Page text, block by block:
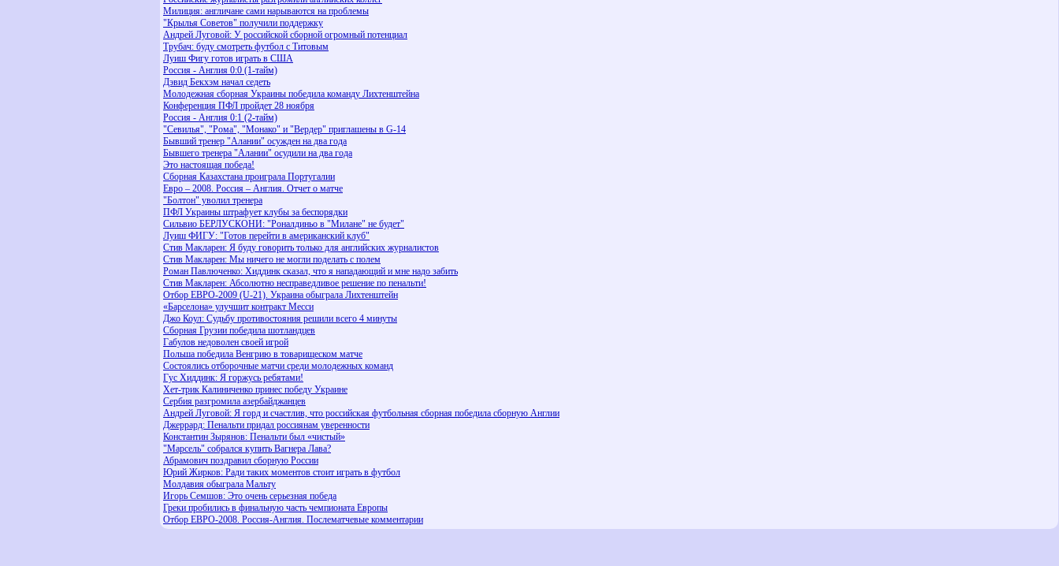
Милиция: англичане сами нарываются на проблемы
"Крылья Советов" получили поддержку
Андрей Луговой: У российской сборной огромный потенциал
Трубач: буду смотреть футбол с Титовым
Луиш Фигу готов играть в США
Россия - Англия 0:0 (1-тайм)
Дэвид Бекхэм начал седеть
Молодежная сборная Украины победила команду Лихтенштейна
Конференция ПФЛ пройдет 28 ноября
Россия - Англия 0:1 (2-тайм)
"Севилья", "Рома", "Монако" и "Вердер" приглашены в G-14
Бывший тренер "Алании" осужден на два года
Бывшего тренера "Алании" осудили на два года
Это настоящая победа!
Сборная Казахстана проиграла Португалии
Евро – 2008. Россия – Англия. Отчет о матче
"Болтон" уволил тренера
ПФЛ Украины штрафует клубы за беспорядки
Сильвио БЕРЛУСКОНИ: "Роналдиньо в "Милане" не будет"
Луиш ФИГУ: "Готов перейти в американский клуб"
Стив Макларен: Я буду говорить только для английских журналистов
Стив Макларен: Мы ничего не могли поделать с полем
Роман Павлюченко: Хиддинк сказал, что я нападающий и мне надо забить
Стив Макларен: Абсолютно несправедливое решение по пенальти!
Отбор ЕВРО-2009 (U-21). Украина обыграла Лихтенштейн
«Барселона» улучшит контракт Месси
Джо Коул: Судьбу противостояния решили всего 4 минуты
Сборная Грузии победила шотландцев
Габулов недоволен своей игрой
Польша победила Венгрию в товарищеском матче
Состоялись отборочные матчи среди молодежных команд
Гус Хиддинк: Я горжусь ребятами!
Хет-трик Калиниченко принес победу Украине
Сербия разгромила азербайджанцев
Андрей Луговой: Я горд и счастлив, что российская футбольная сборная победила сборную Англии
Джеррард: Пенальти придал россиянам уверенности
Константин Зырянов: Пенальти был «чистый»
"Марсель" собрался купить Вагнера Лава?
Абрамович поздравил сборную России
Юрий Жирков: Ради таких моментов стоит играть в футбол
Молдавия обыграла Мальту
Игорь Семшов: Это очень серьезная победа
Греки пробились в финальную часть чемпионата Европы
Отбор ЕВРО-2008. Россия-Англия. Послематчевые комментарии